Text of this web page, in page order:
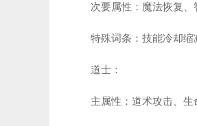
次要属性：魔法恢复、
特殊词条：技能冷却缩
道士：
主属性：道术攻击、生